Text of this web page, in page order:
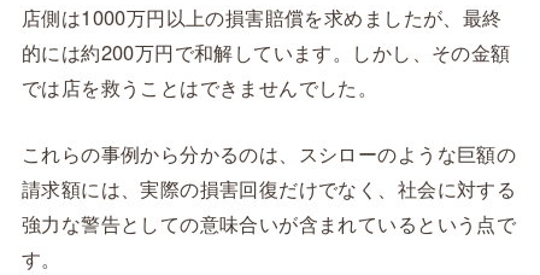
店側は1000万円以上の損害賠償を求めましたが、最終
的には約200万円で和解しています。しかし、その金額
では店を救うことはできませんでした。
これらの事例から分かるのは、スシローのような巨額の
請求額には、実際の損害回復だけでなく、社会に対する
強力な警告としての意味合いが含まれているという点で
す。